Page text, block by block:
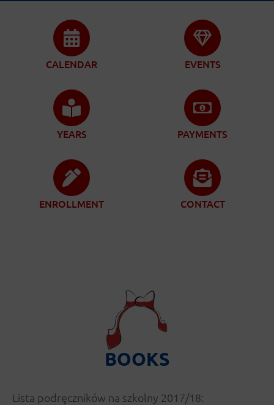
CALENDAR EVENTS
YEARS PAYMENTS
ENROLLMENT CONTACT
BOOKS
Lista podręczników na szkolny 2017/18: